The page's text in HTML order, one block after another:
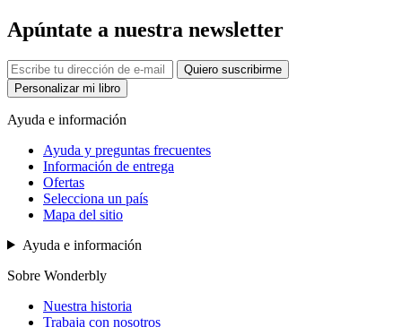
Apúntate a nuestra newsletter
Quiero suscribirme
Personalizar mi libro
Ayuda e información
Ayuda y preguntas frecuentes
Información de entrega
Ofertas
Selecciona un país
Mapa del sitio
Ayuda e información
Sobre Wonderbly
Nuestra historia
Trabaja con nosotros